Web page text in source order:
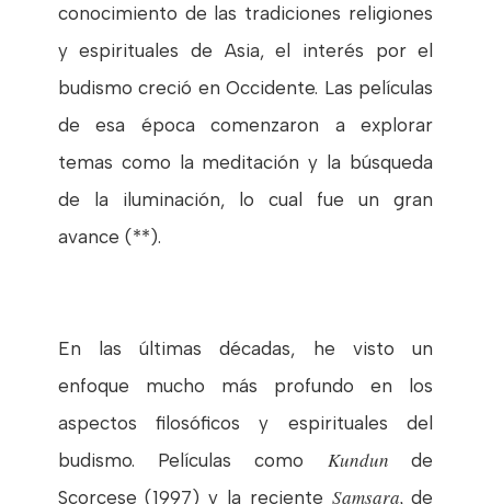
conocimiento de las tradiciones religiones
y espirituales de Asia, el interés por el
budismo creció en Occidente. Las películas
de esa época comenzaron a explorar
temas como la meditación y la búsqueda
de la iluminación, lo cual fue un gran
avance (**).
En las últimas décadas, he visto un
enfoque mucho más profundo en los
aspectos filosóficos y espirituales del
budismo. Películas como Kundunde
Scorcese (1997) y la reciente Samsara,de